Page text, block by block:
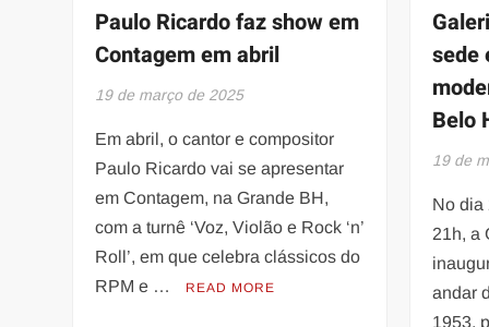
Paulo Ricardo faz show em
Contagem em abril
19 de março de 2025
Em abril, o cantor e compositor
Paulo Ricardo vai se apresentar
em Contagem, na Grande BH,
com a turnê ‘Voz, Violão e Rock ‘n’
Roll’, em que celebra clássicos do
RPM e …
READ MORE
sede
Belo
19 de
No dia
21h, a
andar
1953,